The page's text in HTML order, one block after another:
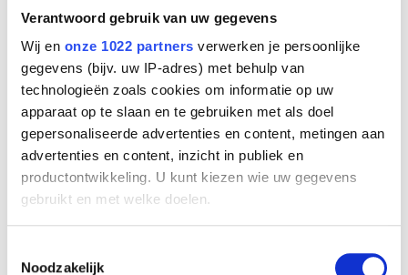
Verantwoord gebruik van uw gegevens
Wij en onze 1022 partners verwerken je persoonlijke
gegevens (bijv. uw IP-adres) met behulp van
technologieën zoals cookies om informatie op uw
apparaat op te slaan en te gebruiken met als doel
gepersonaliseerde advertenties en content, metingen aan
advertenties en content, inzicht in publiek en
productontwikkeling. U kunt kiezen wie uw gegevens
gebruikt en met welke doelen.
Informatie verzamelen over uw geografische
Noodzakelijk